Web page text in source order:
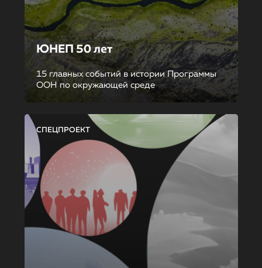
ЮНЕП 50 лет
15 главных событий в истории Программы
ООН по окружающей среде
СПЕЦПРОЕКТ